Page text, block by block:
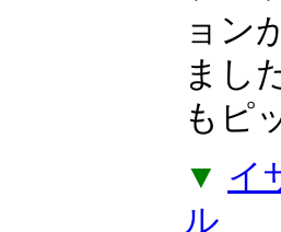
シス
ナミ
な売
ルズ
戦略